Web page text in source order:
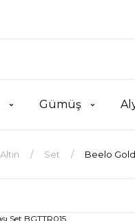
Gümüş
Altın Set Beelo Gold